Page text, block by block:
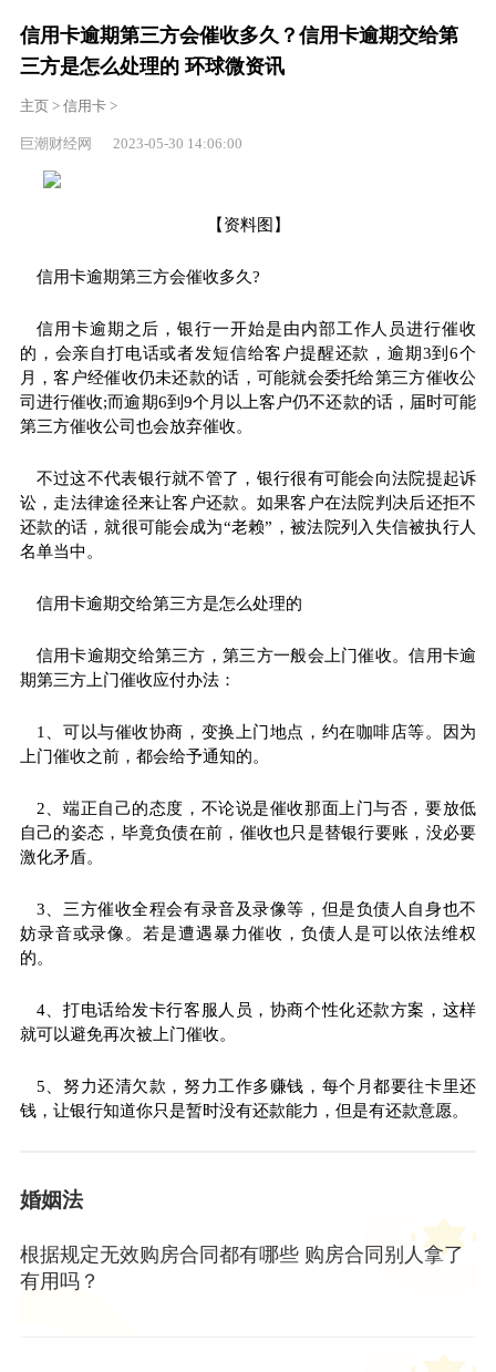
信用卡逾期第三方会催收多久？信用卡逾期交给第
三方是怎么处理的 环球微资讯
主页> 信用卡>
巨潮财经网 2023-05-30 14:06:00
【资料图】
信用卡逾期第三方会催收多久?
信用卡逾期之后，银行一开始是由内部工作人员进行催收
的，会亲自打电话或者发短信给客户提醒还款，逾期3到6个
月，客户经催收仍未还款的话，可能就会委托给第三方催收公
司进行催收;而逾期6到9个月以上客户仍不还款的话，届时可能
第三方催收公司也会放弃催收。
不过这不代表银行就不管了，银行很有可能会向法院提起诉
讼，走法律途径来让客户还款。如果客户在法院判决后还拒不
还款的话，就很可能会成为“老赖”，被法院列入失信被执行人
名单当中。
信用卡逾期交给第三方是怎么处理的
信用卡逾期交给第三方，第三方一般会上门催收。信用卡逾
期第三方上门催收应付办法：
1、可以与催收协商，变换上门地点，约在咖啡店等。因为
上门催收之前，都会给予通知的。
2、端正自己的态度，不论说是催收那面上门与否，要放低
自己的姿态，毕竟负债在前，催收也只是替银行要账，没必要
激化矛盾。
3、三方催收全程会有录音及录像等，但是负债人自身也不
妨录音或录像。若是遭遇暴力催收，负债人是可以依法维权
的。
4、打电话给发卡行客服人员，协商个性化还款方案，这样
就可以避免再次被上门催收。
5、努力还清欠款，努力工作多赚钱 ，每个月都要往卡里还
钱，让银行知道你只是暂时没有还款能力，但是有还款意愿。
婚姻法
根据规定无效购房合同都有哪些 购房合同别人拿了
有用吗？